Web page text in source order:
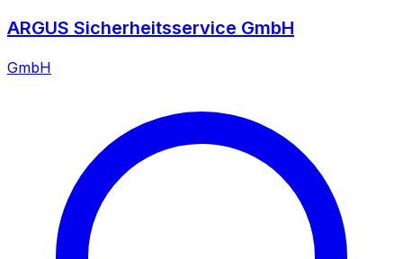
ARGUS Sicherheitsservice GmbH
GmbH